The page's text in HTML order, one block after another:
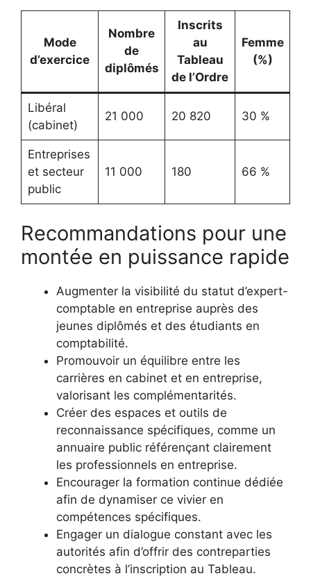
Mode
d’exercice
Nombre
de
diplômés
Inscrits
au
Tableau
de l’Ordre
Femme
(%)
Libéral
(cabinet)
21 000 20 820 30 %
Entreprises
et secteur
public
11 000 180 66 %
Recommandations pour une
montée en puissance rapide
Augmenter la visibilité du statut d’expert-
comptable en entreprise auprès des
jeunes diplômés et des étudiants en
comptabilité.
Promouvoir un équilibre entre les
carrières en cabinet et en entreprise,
valorisant les complémentarités.
Créer des espaces et outils de
reconnaissance spécifiques, comme un
annuaire public référençant clairement
les professionnels en entreprise.
Encourager la formation continue dédiée
afin de dynamiser ce vivier en
compétences spécifiques.
Engager un dialogue constant avec les
autorités afin d’offrir des contreparties
concrètes à l’inscription au Tableau.